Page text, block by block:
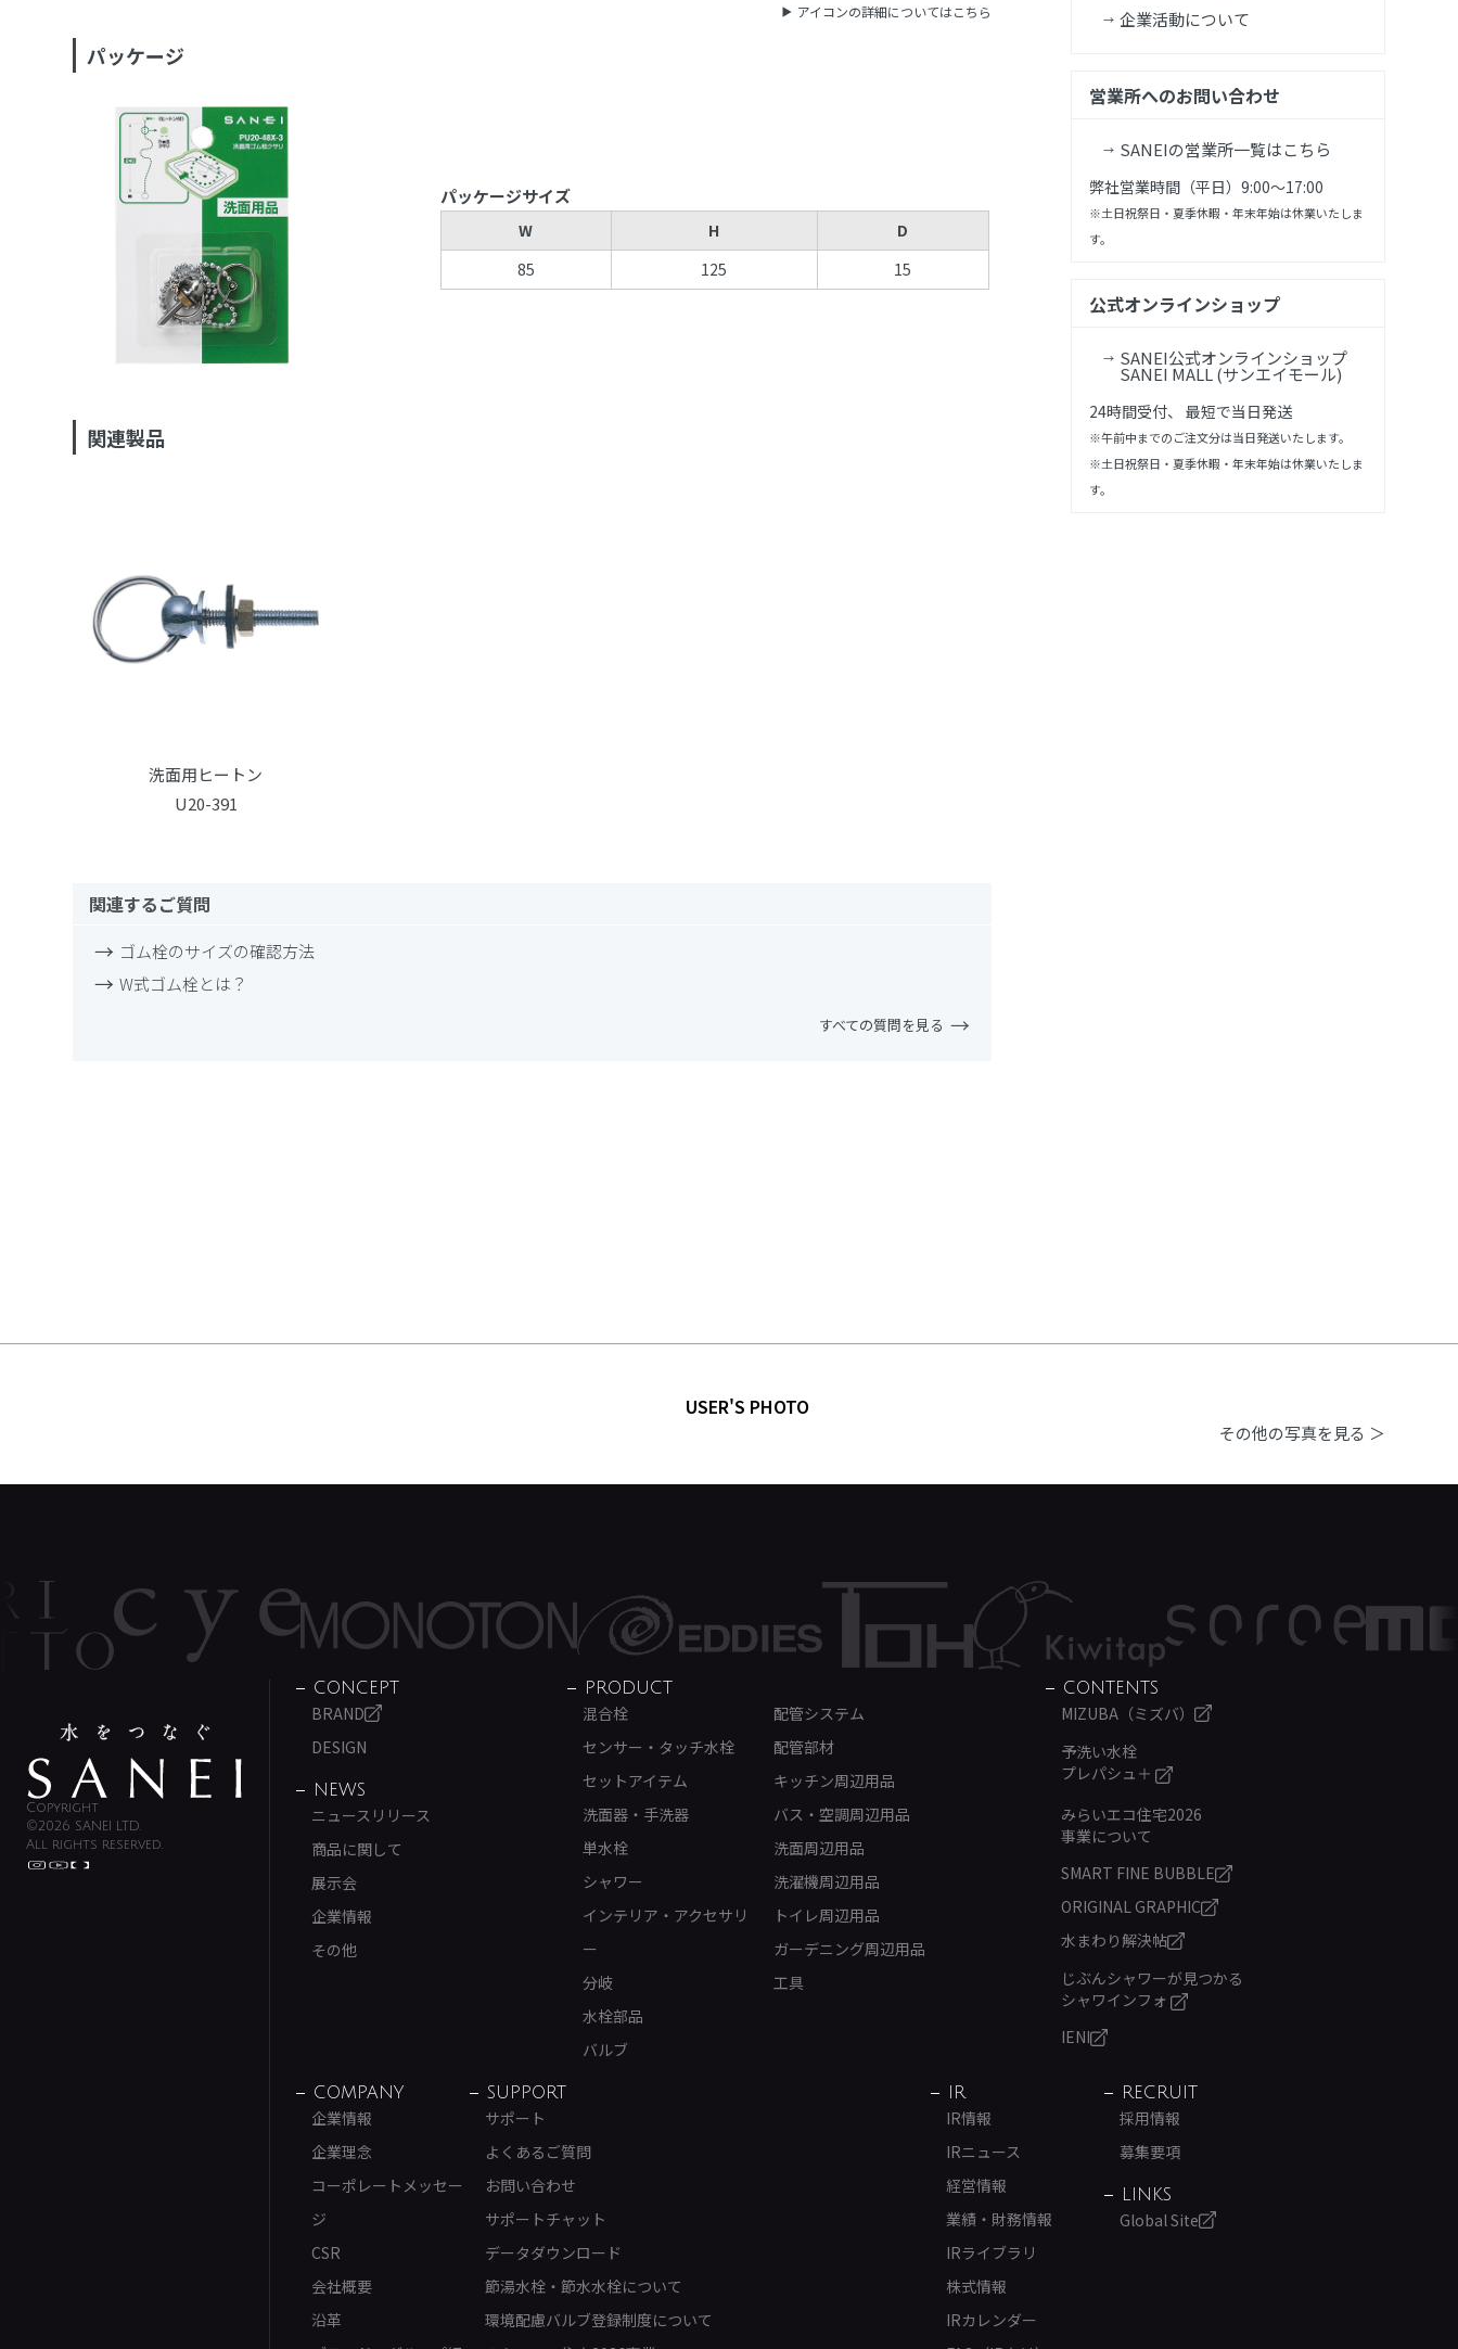
アイコンの詳細についてはこちら
パッケージ
パッケージサイズ
W H
D
85
125 15
関連製品
洗面用ヒートン
U20-391
関連するご質問
ゴム栓のサイズの確認方法
W式ゴム栓とは？
すべての質問を見る
企業活動について
営業所へのお問い合わせ
SANEIの営業所一覧はこちら
弊社営業時間（平日）9:00～17:00
※土日祝祭日・夏季休暇・年末年始は休業いたしま
す。
公式オンラインショップ
SANEI公式オンラインショップ
SANEI MALL (サンエイモール)
24時間受付、 最短で当日発送
※午前中までのご注文分は当日発送いたします。
※土日祝祭日・夏季休暇・年末年始は休業いたしま
す。
USER'S PHOTO
その他の写真を見る ＞
Copyright
©2026 SANEI LTD.
All rights reserved.
CONCEPT
BRAND
DESIGN
NEWS
ニュースリリース
商品に関して
展示会
企業情報
その他
PRODUCT
混合栓
センサー・タッチ水栓
セットアイテム
洗面器・手洗器
単水栓
シャワー
インテリア・アクセサリ
ー
分岐
水栓部品
バルブ
配管システム
配管部材
キッチン周辺用品
バス・空調周辺用品
洗面周辺用品
洗濯機周辺用品
トイレ周辺用品
ガーデニング周辺用品
工具
CONTENTS
MIZUBA（ミズバ）
予洗い水栓
プレパシュ＋
みらいエコ住宅2026
事業について
SMART FINE BUBBLE
ORIGINAL GRAPHIC
水まわり解決帖
じぶんシャワーが見つかる
シャワインフォ
IENI
COMPANY
企業情報
企業理念
コーポレートメッセー
ジ
CSR
会社概要
沿革
SUPPORT
サポート
よくあるご質問
お問い合わせ
サポートチャット
データダウンロード
節湯水栓・節水水栓について
環境配慮バルブ登録制度について
IR
IR情報
IRニュース
経営情報
業績・財務情報
IRライブラリ
株式情報
IRカレンダー
RECRUIT
採用情報
募集要項
LINKS
Global Site